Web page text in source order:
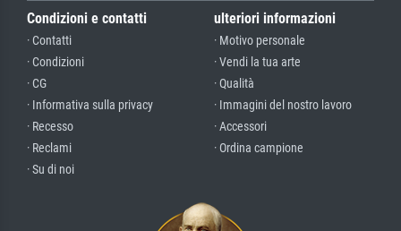
Condizioni e contatti
· Contatti
· Condizioni
· CG
· Informativa sulla privacy
· Recesso
· Reclami
· Su di noi
ulteriori informazioni
· Motivo personale
· Vendi la tua arte
· Qualità
· Immagini del nostro lavoro
· Accessori
· Ordina campione